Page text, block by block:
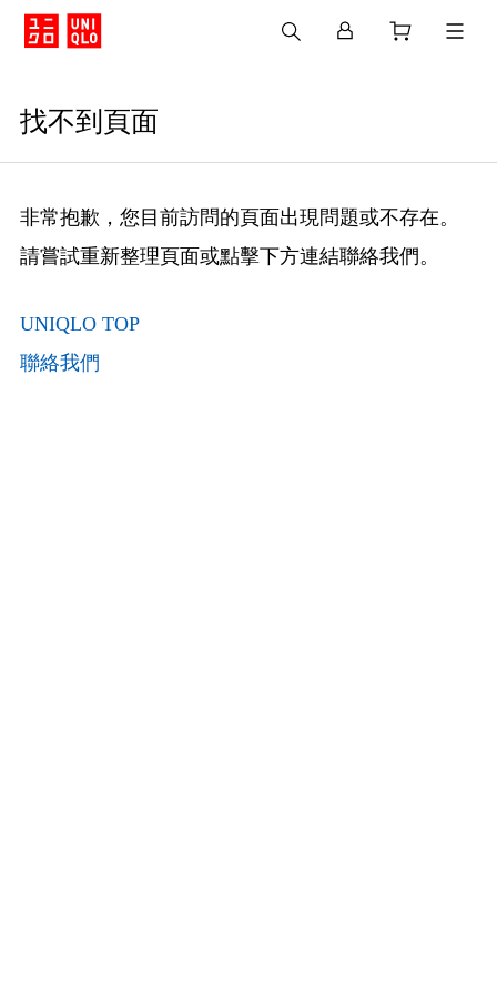
找不到頁面
非常抱歉，您目前訪問的頁面出現問題或不存在。
請嘗試重新整理頁面或點擊下方連結聯絡我們。
UNIQLO TOP
聯絡我們